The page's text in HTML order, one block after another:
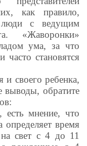
как правило,
с ведущим
«Жаворонки»
ума, за что
часто становятся
своего ребенка,
выводы, обратите
есть мнение, что
определяет время
свет с 4 до 11